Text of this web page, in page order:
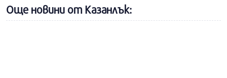
Още новини от Казанлък: